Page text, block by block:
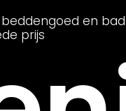
en
prijs